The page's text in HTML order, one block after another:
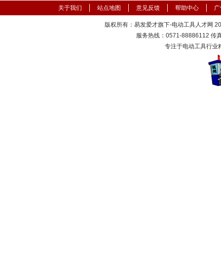
关于我们 站点地图 意见反馈 帮助中心
版权所有：易发爱才旗下-电动工具人才网
服务热线：0571-88886112 传
专注于电动工具行业